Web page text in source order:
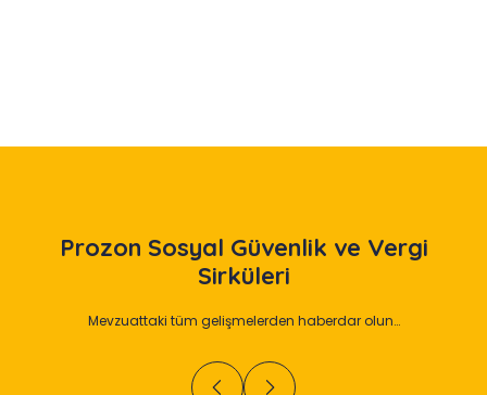
Prozon Sosyal Güvenlik ve Vergi
Sirküleri
Mevzuattaki tüm gelişmelerden haberdar olun…